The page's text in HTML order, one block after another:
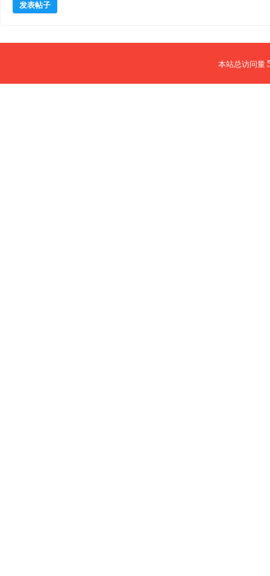
发表帖子
本站总访问量